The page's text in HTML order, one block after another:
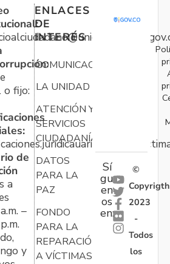
o fijo:
de
a
–
y
ENLACES
DE
INTERÉS
COMUNICACIONES
LA UNIDAD
ATENCIÓN Y
SERVICIOS
CIUDADANÍA
DATOS
PARA LA
PAZ
FONDO
PARA LA
REPARACIÓN
A VÍCTIMAS
Sí
gu
en
os
en:
©
Copyrigth
2023
-
Todos
los